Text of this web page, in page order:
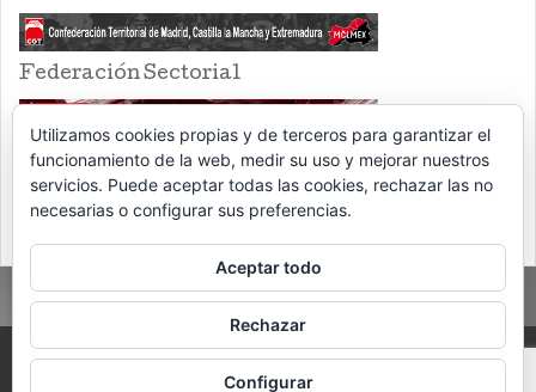
Federación Sectorial
PROUDLY POWERED BY WORDPRESS THEME: EVENTBRITE SINGLE EVENT
Utilizamos cookies propias y de terceros para garantizar el
funcionamiento de la web, medir su uso y mejorar nuestros
servicios. Puede aceptar todas las cookies, rechazar las no
necesarias o configurar sus preferencias.
Aceptar todo
Rechazar
Configurar